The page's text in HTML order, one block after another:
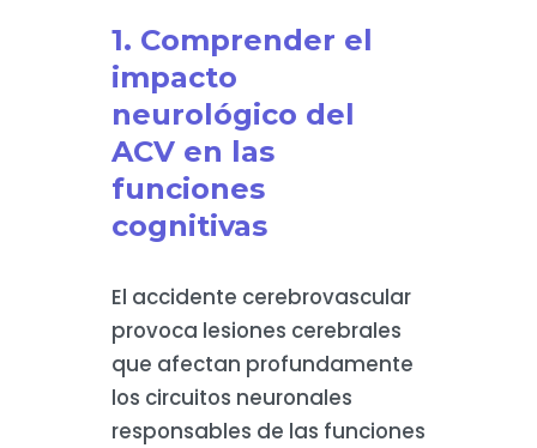
1. Comprender el
impacto
neurológico del
ACV en las
funciones
cognitivas
El accidente cerebrovascular
provoca lesiones cerebrales
que afectan profundamente
los circuitos neuronales
responsables de las funciones